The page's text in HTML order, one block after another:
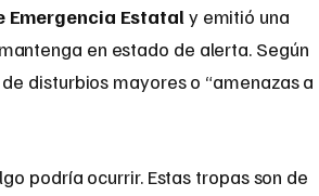
Emergencia Estatal y emitió una
en estado de alerta. Según
disturbios mayores o “amenazas a
podría ocurrir. Estas tropas son de